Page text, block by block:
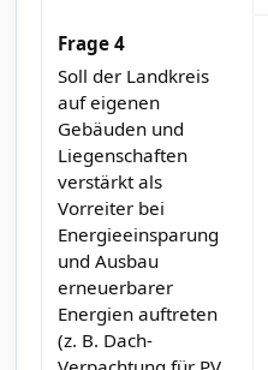
Frage 4
Soll der Landkreis
auf eigenen
Gebäuden und
Liegenschaften
verstärkt als
Vorreiter bei
Energieeinsparung
und Ausbau
erneuerbarer
Energien auftreten
(z. B. Dach-